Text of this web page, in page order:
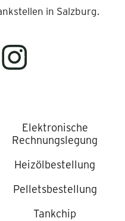
in Salzburg.
Elektronische
Rechnungslegung
Heizölbestellung
Pelletsbestellung
Tankchip